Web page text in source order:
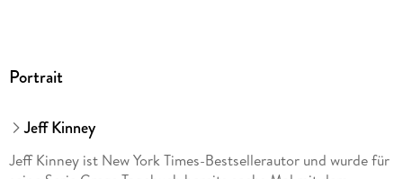
Portrait
Jeff Kinney
Jeff Kinney ist New York Times-Bestsellerautor und wurde für